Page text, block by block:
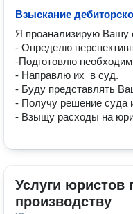
Взыскание
Я проанализирую Вашу
- Определю
-Подготовлю
- Направлю их  в суд.
- Буду представлять
- Получу решение суда
- Взыщу расходы на
Услуги юристов
производству